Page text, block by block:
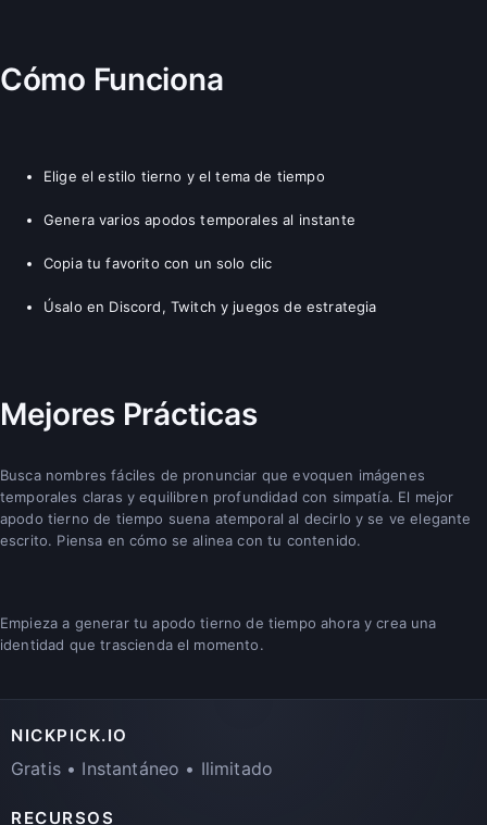
Cómo Funciona
Elige el estilo tierno y el tema de tiempo
Genera varios apodos temporales al instante
Copia tu favorito con un solo clic
Úsalo en Discord, Twitch y juegos de estrategia
Mejores Prácticas
Busca nombres fáciles de pronunciar que evoquen imágenes
temporales claras y equilibren profundidad con simpatía. El mejor
apodo tierno de tiempo suena atemporal al decirlo y se ve elegante
escrito. Piensa en cómo se alinea con tu contenido.
Empieza a generar tu apodo tierno de tiempo ahora y crea una
identidad que trascienda el momento.
NICKPICK.IO
Gratis • Instantáneo • Ilimitado
RECURSOS